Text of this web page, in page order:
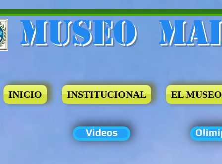
Museo​
INICIO INSTITUCIONAL EL MUSEO
Videos